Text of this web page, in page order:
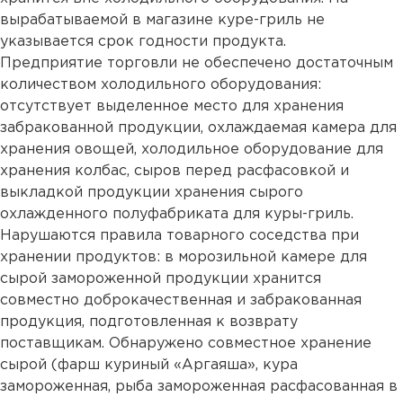
вырабатываемой в магазине куре-гриль не
указывается срок годности продукта.
Предприятие торговли не обеспечено достаточным
количеством холодильного оборудования:
отсутствует выделенное место для хранения
забракованной продукции, охлаждаемая камера для
хранения овощей, холодильное оборудование для
хранения колбас, сыров перед расфасовкой и
выкладкой продукции хранения сырого
охлажденного полуфабриката для куры-гриль.
Нарушаются правила товарного соседства при
хранении продуктов: в морозильной камере для
сырой замороженной продукции хранится
совместно доброкачественная и забракованная
продукция, подготовленная к возврату
поставщикам. Обнаружено совместное хранение
сырой (фарш куриный «Аргаяша», кура
замороженная, рыба замороженная расфасованная в